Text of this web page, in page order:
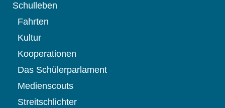
Schulleben
Fahrten
Kultur
Kooperationen
Das Schülerparlament
Medienscouts
Streitschlichter